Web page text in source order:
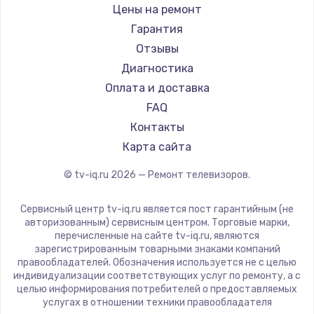
Замена видеокарты
1600 руб.
Ремонт разъема питания
880 руб.
Заказать
Замена видеочипа
Заказать
Замена северного моста
2600 руб.
Заказать
Daewoo
Centek
Telefunken
Hyundai
Doffler
Hiper
Grundig
HITACHI
Yandex
National
iFFALCON
Tuvio
Nord
Цены на ремонт
Гарантия
Отзывы
Диагностика
Оплата и доставка
FAQ
Контакты
Карта сайта
© tv-iq.ru 2026 — Ремонт телевизоров.
Сервисный центр tv-iq.ru является пост гарантийным (не
авторизованным) сервисным центром. Торговые марки,
перечисленные на сайте tv-iq.ru, являются
зарегистрированным товарными знаками компаний
правообладателей. Обозначения используется не с целью
индивидуализации соответствующих услуг по ремонту, а с
целью информирования потребителей о предоставляемых
услугах в отношении техники правообладателя